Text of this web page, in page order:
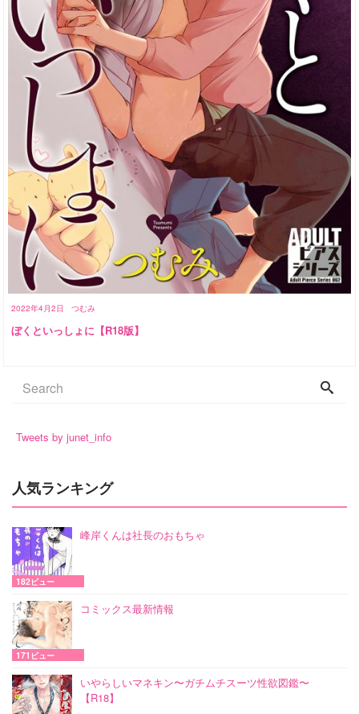
2022年4月2日 つむみ
ぼくといっしょに【R18版】
Tweets by junet_info
人気ランキング
峰岸くんは社長のおもちゃ
182ビュー
コミックス最新情報
171ビュー
いやらしいマネキン〜ガチムチスーツ性欲図鑑〜
【R18】